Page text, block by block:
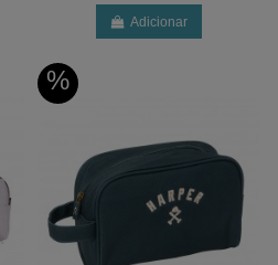
Adicionar
%